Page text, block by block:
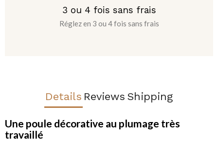
3 ou 4 fois sans frais
Réglez en 3 ou 4 fois sans frais
Details Reviews Shipping
Une poule décorative au plumage très
travaillé